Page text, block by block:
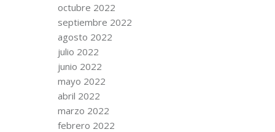
octubre 2022
septiembre 2022
agosto 2022
julio 2022
junio 2022
mayo 2022
abril 2022
marzo 2022
febrero 2022